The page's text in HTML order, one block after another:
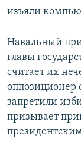
изъяли
Навальный
главы
считает их
оппозиционер
запретили
призывает